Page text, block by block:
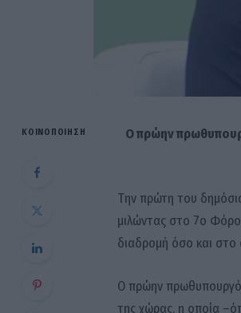
ΚΟΙΝΟΠΟΊΗΣΗ
Ο πρώην
Την πρώτη του
μιλώντας στο 7ο
διαδρομή όσο και στο
Ο πρώην
της χώρας, η οποία